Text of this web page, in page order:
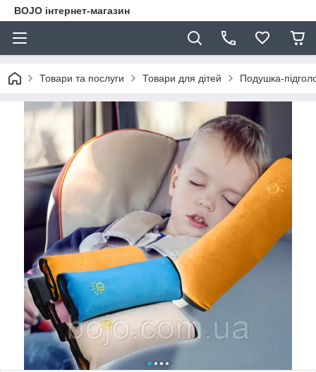
BOJO інтернет-магазин
Товари та послуги Товари для дітей Подушка-